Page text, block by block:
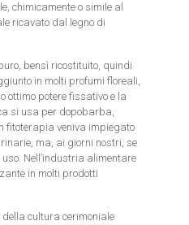
chimicamente o simile al
ricavato dal legno di
bensì ricostituito, quindi
in molti profumi floreali,
ottimo potere fissativo e la
si usa per dopobarba,
fitoterapia veniva impiegato
ma, ai giorni nostri, se
Nell’industria alimentare
in molti prodotti
cultura cerimoniale